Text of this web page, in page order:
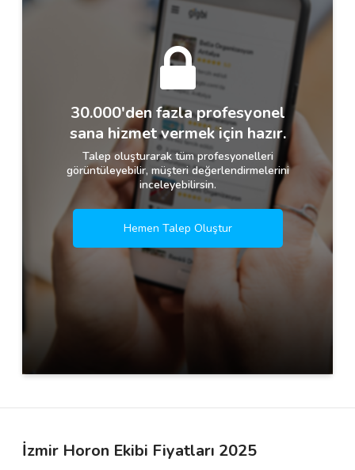
30.000'den fazla profesyonel
sana hizmet vermek için hazır.
Talep oluşturarak tüm profesyonelleri
görüntüleyebilir, müşteri değerlendirmelerini
inceleyebilirsin.
Hemen Talep Oluştur
İzmir Horon Ekibi Fiyatları 2025